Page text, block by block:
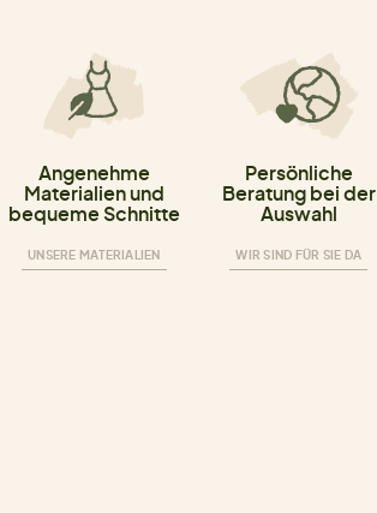
Angenehme
Materialien und
bequeme Schnitte
UNSERE MATERIALIEN
Persönliche
Beratung bei der
Auswahl
WIR SIND FÜR SIE DA